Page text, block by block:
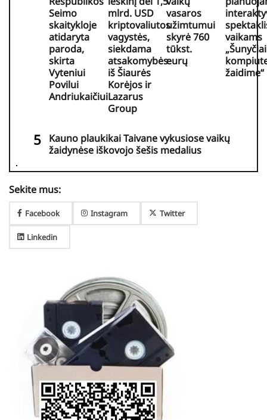
Seimo
skaitykloje
atidaryta
paroda,
skirta
Vyteniui
Povilui
Andriukaičiui
mlrd. USD
kriptovaliutos
vagystės,
siekdama
atsakomybės
iš Šiaurės
Korėjos ir
Lazarus
Group
vasaros
užimtumui
skyrė 760
tūkst.
eurų
vaikams
„Šunyčiai
žaidime“
Kauno plaukikai Taivane vykusiose vaikų
žaidynėse iškovojo šešis medalius
Sekite mus:
Facebook Instagram Twitter
Linkedin